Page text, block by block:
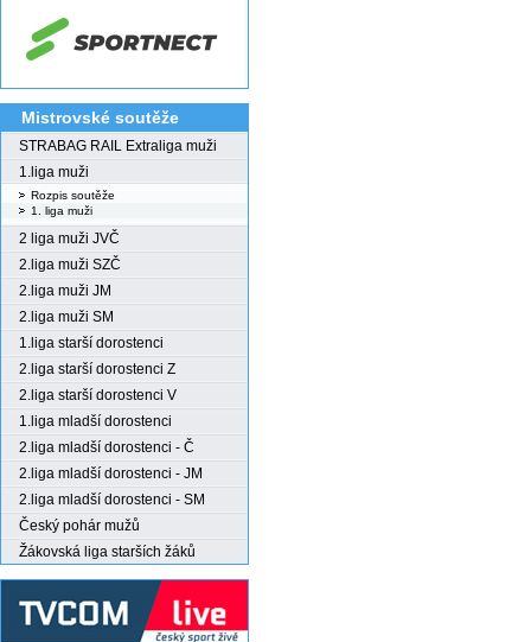
Mistrovské soutěže
STRABAG RAIL Extraliga muži
1.liga muži
Rozpis soutěže
1. liga muži
2 liga muži JVČ
2.liga muži SZČ
2.liga muži JM
2.liga muži SM
1.liga starší dorostenci
2.liga starší dorostenci Z
2.liga starší dorostenci V
1.liga mladší dorostenci
2.liga mladší dorostenci - Č
2.liga mladší dorostenci - JM
2.liga mladší dorostenci - SM
Český pohár mužů
Žákovská liga starších žáků